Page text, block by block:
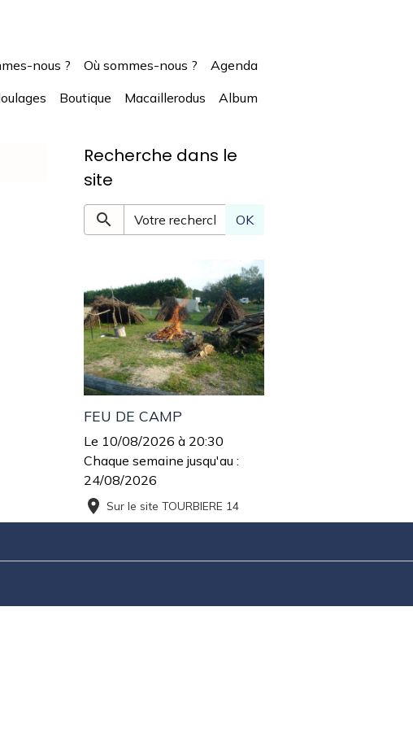
nous ? Où sommes-nous ?
Agenda
Boutique Macaillerodus Album
Recherche dans le
site
OK
FEU DE CAMP
Le 10/08/2026 à 20:30
Chaque semaine jusqu'au :
24/08/2026
Sur le site TOURBIERE 14